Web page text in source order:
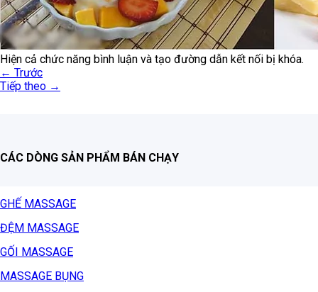
Hiện cả chức năng bình luận và tạo đường dẫn kết nối bị khóa.
← Trước
Tiếp theo →
CÁC DÒNG SẢN PHẨM BÁN CHẠY
GHẾ MASSAGE
ĐỆM MASSAGE
GỐI MASSAGE
MASSAGE BỤNG